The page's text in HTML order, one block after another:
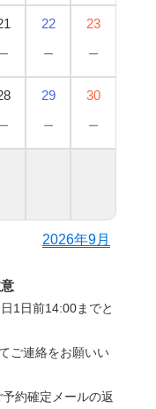
1日前14:00までと
ご連絡をお願いい
約確定メールの返
－
22
－
23
－
－
29
－
30
－
2026年9月